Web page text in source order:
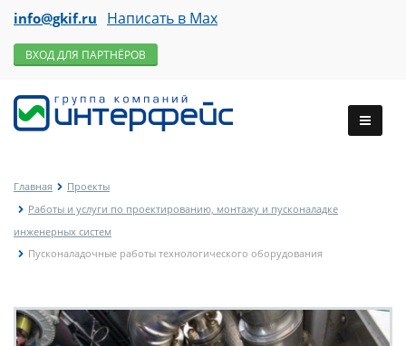
info@gkif.ru Написать в Max
ВХОД ДЛЯ ПАРТНЁРОВ
Главная
Проекты
Работы и услуги по проектированию, монтажу и пусконаладке
инженерных систем
Пусконаладочные работы технологического оборудования